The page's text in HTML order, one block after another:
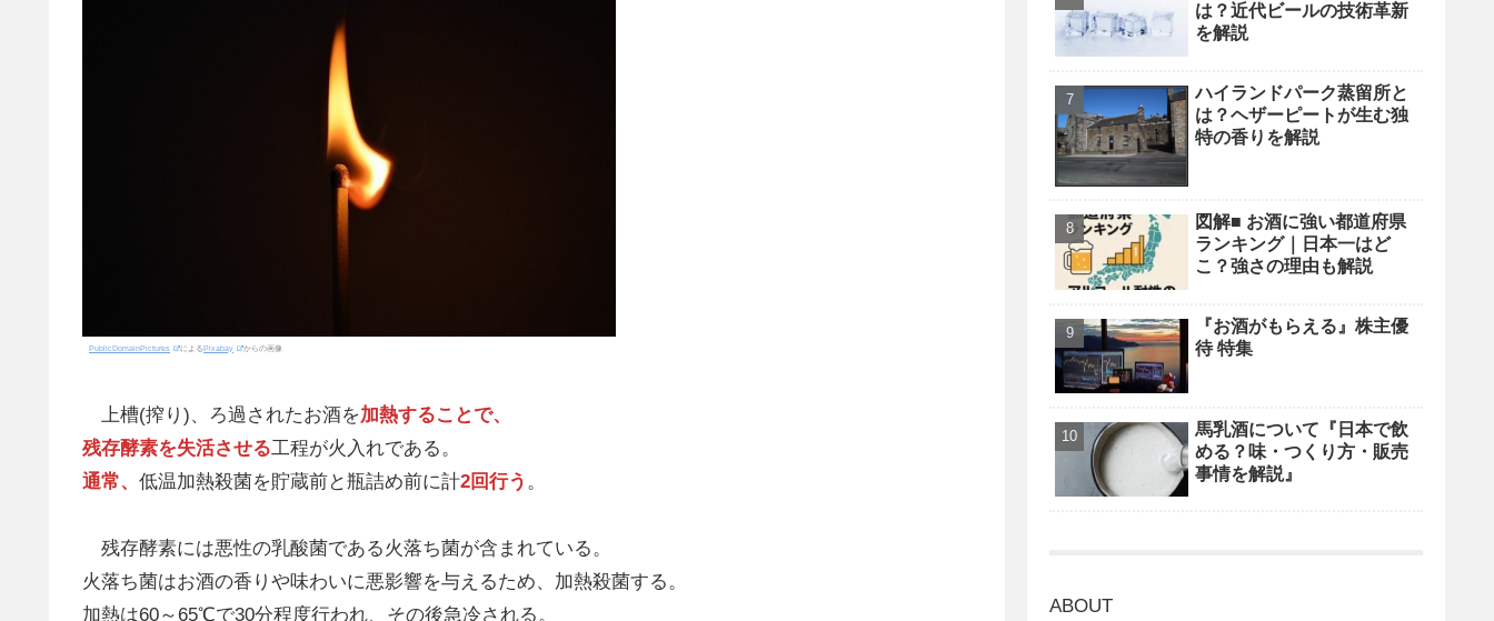
PublicDomainPictures によるPixabay からの画像
上槽(搾り)、ろ過されたお酒を加熱することで、
残存酵素を失活させる工程が火入れである。
通常、 低温加熱殺菌を貯蔵前と瓶詰め前に計2回行う 。
残存酵素には悪性の乳酸菌である火落ち菌が含まれている。
火落ち菌はお酒の香りや味わいに悪影響を与えるため、加熱殺菌する。
加熱は60～65℃で30分程度行われ、その後急冷される。
は？近代ビールの技術革新
を解説
ハイランドパーク蒸留所と
は？ヘザーピートが生む独
特の香りを解説
図解■ お酒に強い都道府県
ランキング｜日本一はど
こ？強さの理由も解説
『お酒がもらえる』株主優
待 特集
馬乳酒について『日本で飲
める？味・つくり方・販売
事情を解説』
ABOUT